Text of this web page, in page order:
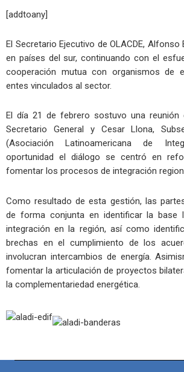
[addtoany]
El Secretario Ejecutivo de OLACDE,
en países del sur, continuando con el
cooperación mutua con organismos de
entes vinculados al sector.
El día 21 de febrero sostuvo una reunión
Secretario General y Cesar Llona,
(Asociación Latinoamericana de
oportunidad el diálogo se centró en
fomentar los procesos de integración
Como resultado de esta gestión, las
de forma conjunta en identificar la base
integración en la región, así como
brechas en el cumplimiento de los
involucran intercambios de energía.
fomentar la articulación de proyectos
la complementariedad energética.